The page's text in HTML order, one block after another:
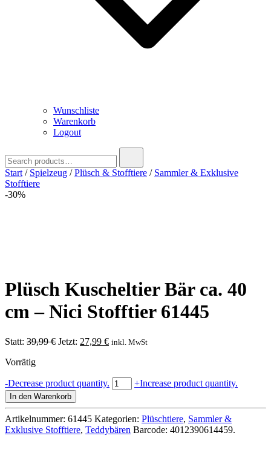
Wunschliste
Warenkorb
Logout
for:
Start / Spielzeug /Plüsch & Stofftiere / Sammler & Exklusive
Stofftiere
-30%
Plüsch Kuscheltier Bär ca. 40
cm – Nici Stofftier 61445
Statt: 39,99€ Ursprünglicher
Jetzt: 27,99 €Aktueller
inkl. MwSt
Vorrätig
-Decrease product quantity. Plüsch
Kuscheltier
ca.
40
cm
+Increase product quantity.
In den Warenkorb
Artikelnummer: 61445 Kategorien: Plüschtiere, Sammler &
Exklusive Stofftiere, Teddybären Barcode: 4012390614459.